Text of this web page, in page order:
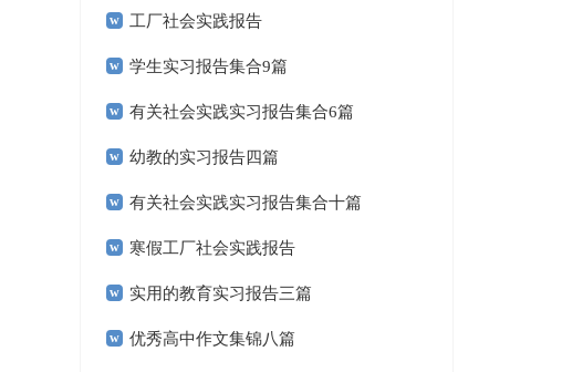
工厂社会实践报告
学生实习报告集合9篇
有关社会实践实习报告集合6篇
幼教的实习报告四篇
有关社会实践实习报告集合十篇
寒假工厂社会实践报告
实用的教育实习报告三篇
优秀高中作文集锦八篇